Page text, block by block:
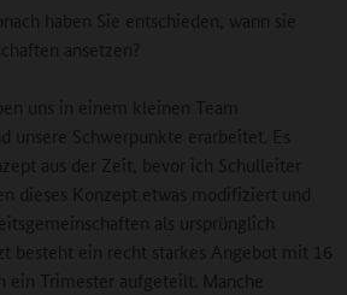
haben Sie entschieden, wann sie
ansetzen?
uns in einem kleinen Team
unsere Schwerpunkte erarbeitet. Es
aus der Zeit, bevor ich Schulleiter
dieses Konzept etwas modifiziert und
als ursprünglich
besteht ein recht starkes Angebot mit 16
ein Trimester aufgeteilt. Manche